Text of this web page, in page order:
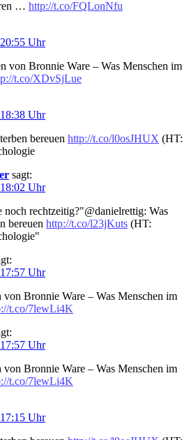
… http://t.co/FQLonNfu
Uhr
von Bronnie Ware – Was Menschen im
t.co/XDvSjLue
Uhr
bereuen http://t.co/l0osJHUX (HT:
sagt:
Uhr
noch rechtzeitig?"@danielrettig: Was
bereuen http://t.co/l23jKuts (HT:
Uhr
Bronnie Ware – Was Menschen im
t.co/7lewLi4K
Uhr
Bronnie Ware – Was Menschen im
t.co/7lewLi4K
Uhr